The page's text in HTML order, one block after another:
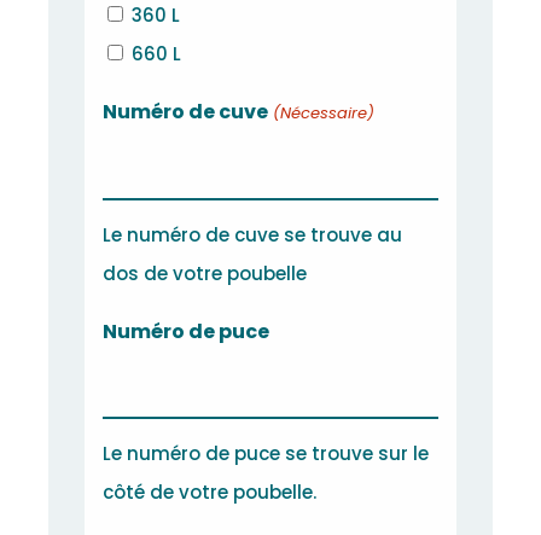
360 L
660 L
Numéro de cuve (Nécessaire)
Le numéro de cuve se trouve au
dos de votre poubelle
Numéro de puce
Le numéro de puce se trouve sur le
côté de votre poubelle.